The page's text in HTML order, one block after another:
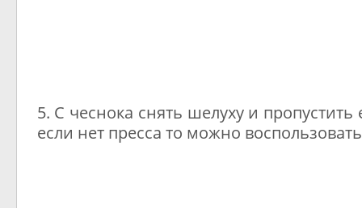
5. С чеснока снять шелуху и пропустить
если нет пресса то можно